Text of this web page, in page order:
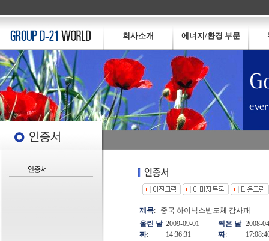
회사소개 에너지/환경 부문
제목:
중국 하이닉스반도체 감사패
올린 날
짜:
2009-09-01
14:36:31
찍은 날
짜:
2008-